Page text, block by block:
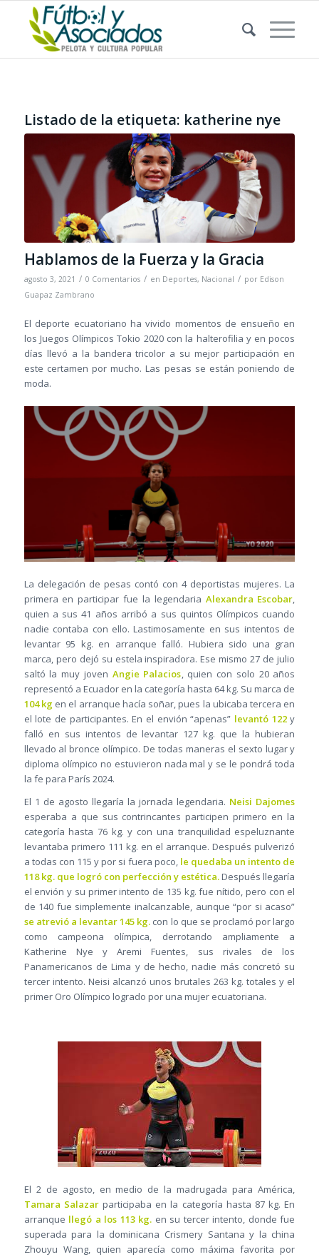
Listado de la etiqueta: katherine nye
Hablamos de la Fuerza y la Gracia
agosto 3, 2021 / 0 Comentarios / en Deportes, Nacional / por Edison
Guapaz Zambrano
El deporte ecuatoriano ha vivido momentos de ensueño en
los Juegos Olímpicos Tokio 2020 con la halterofilia y en pocos
días llevó a la bandera tricolor a su mejor participación en
este certamen por mucho. Las pesas se están poniendo de
moda.
La delegación de pesas contó con 4 deportistas mujeres. La
primera en participar fue la legendaria Alexandra Escobar,
quien a sus 41 años arribó a sus quintos Olímpicos cuando
nadie contaba con ello. Lastimosamente en sus intentos de
levantar 95 kg. en arranque falló. Hubiera sido una gran
marca, pero dejó su estela inspiradora. Ese mismo 27 de julio
saltó la muy joven Angie Palacios, quien con solo 20 años
representó a Ecuador en la categoría hasta 64 kg. Su marca de
104 kgen el arranque hacía soñar, pues la ubicaba tercera en
el lote de participantes. En el envión “apenas” levantó 122y
falló en sus intentos de levantar 127 kg. que la hubieran
llevado al bronce olímpico. De todas maneras el sexto lugar y
diploma olímpico no estuvieron nada mal y se le pondrá toda
la fe para París 2024.
El 1 de agosto llegaría la jornada legendaria. Neisi Dajomes
esperaba a que sus contrincantes participen primero en la
categoría hasta 76 kg. y con una tranquilidad espeluznante
levantaba primero 111 kg. en el arranque. Después pulverizó
a todas con 115 y por si fuera poco,le quedaba un intento de
118 kg. que logró con perfección y estética.Después llegaría
el envión y su primer intento de 135 kg. fue nítido, pero con el
de 140 fue simplemente inalcanzable, aunque “por si acaso”
se atrevió a levantar 145 kg. con lo que se proclamó por largo
como campeona olímpica, derrotando ampliamente a
Katherine Nye y Aremi Fuentes, sus rivales de los
Panamericanos de Lima y de hecho, nadie más concretó su
tercer intento. Neisi alcanzó unos brutales 263 kg. totales y el
primer Oro Olímpico logrado por una mujer ecuatoriana.
El 2 de agosto, en medio de la madrugada para América,
Tamara Salazarparticipaba en la categoría hasta 87 kg. En
arranque llegó a los 113 kg. en su tercer intento, donde fue
superada para la dominicana Crismery Santana y la china
Zhouyu Wang, quien aparecía como máxima favorita por